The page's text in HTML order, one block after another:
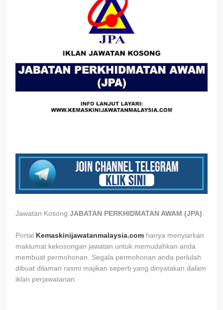
Jawatan Kosong JABATAN PERKHIDMATAN AWAM (JPA)
Portal Kemaskinijawatanmalaysia.com hanya menyiarkan
maklumat kekosongan jawatan untuk memudahkan anda
membuat permohonan. Segala permohonan anda perlulah
dibuat dilaman rasmi majikan seperti yang dinyatakan dalam
iklan perjawatanan.